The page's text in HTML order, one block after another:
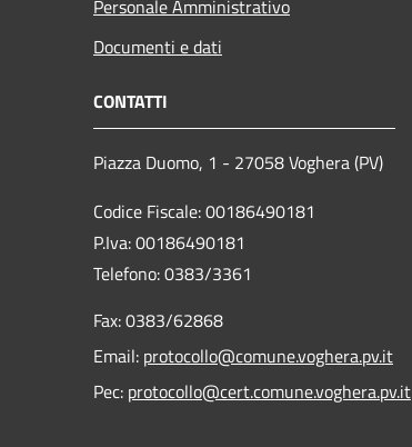
Personale Amministrativo
Documenti e dati
CONTATTI
Piazza Duomo, 1 - 27058 Voghera (PV)
Codice Fiscale: 00186490181
P.Iva: 00186490181
Telefono:0383/3361
Fax:0383/62868
Email: protocollo@comune.voghera.pv.it
Pec: protocollo@cert.comune.voghera.pv.it